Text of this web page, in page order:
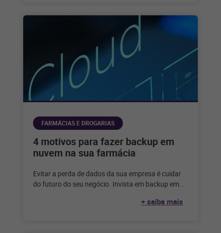
FARMÁCIAS E DROGARIAS
4 motivos para fazer backup em
nuvem na sua farmácia
Evitar a perda de dados da sua empresa é cuidar
do futuro do seu negócio. Invista em backup em
+ saiba mais